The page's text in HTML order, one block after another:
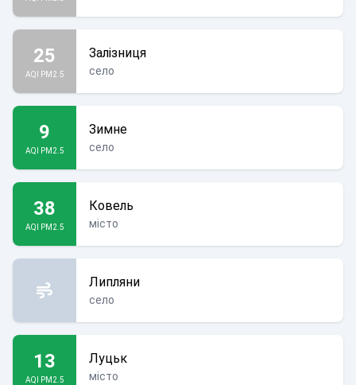
25
AQI PM2.5
Залізниця
село
9
AQI PM2.5
Зимне
село
38
AQI PM2.5
Ковель
місто
Липляни
село
13
AQI PM2.5
Луцьк
місто